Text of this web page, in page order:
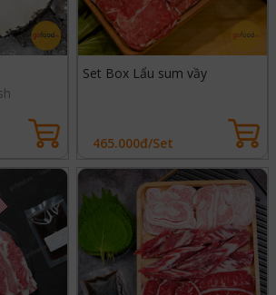
Set Box Lẩu sum vầy
465.000đ/Set